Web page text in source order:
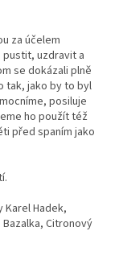
za účelem
uzdravit a
se dokázali plně
tak, jako by to byl
posiluje
ho použít též
před spaním jako
Hadek,
Citronový